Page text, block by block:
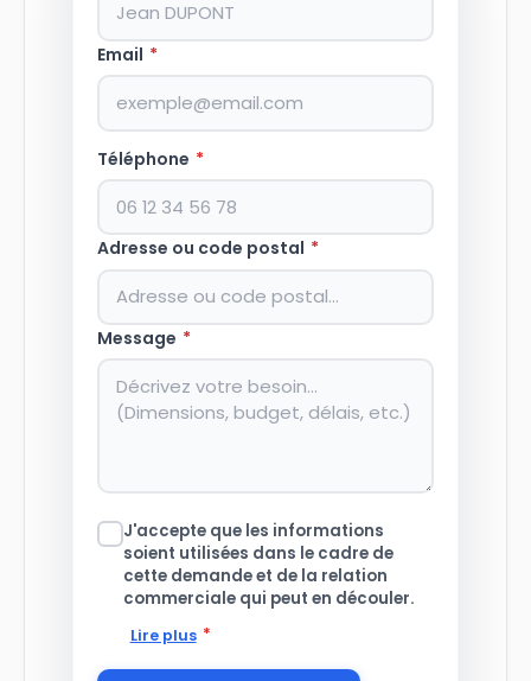
Email *
Téléphone *
Adresse ou code postal *
Message *
J'accepte que les informations
soient utilisées dans le cadre de
cette demande et de la relation
commerciale qui peut en découler.
Lire plus *